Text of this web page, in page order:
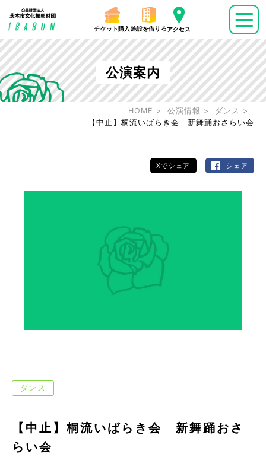
チケット購入 施設を借りるアクセス
公演案内
HOME 公演情報
ダンス
【中止】桐流いばらき会 新舞踊おさらい会
Xでシェア シェア
ダンス
【中止】桐流いばらき会 新舞踊おさ
らい会